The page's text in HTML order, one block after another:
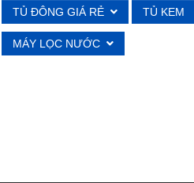
TỦ ĐÔNG GIÁ RẺ TỦ KEM
MÁY LỌC NƯỚC